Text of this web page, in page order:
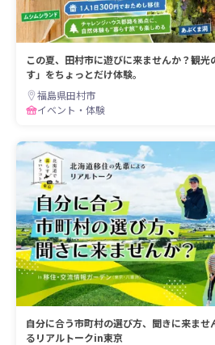
この夏、田村市に遊びに来ませんか？観
す」をちょっとだけ体験。
福島県田村市
イベント・体験
自分に合う市町村の選び方、聞きに来ま
るリアルトークin東京